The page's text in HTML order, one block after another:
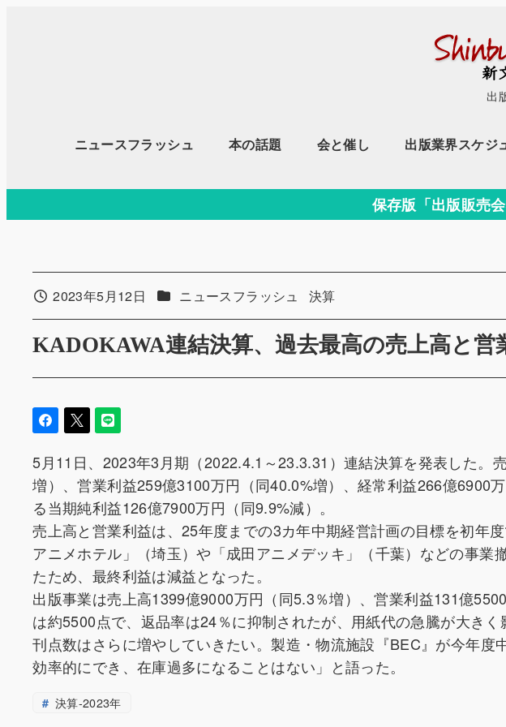
移
出
ニュースフラッシュ 本の話題 会と催し 出版業界スケジ
保存版「出版販売
KADOKAWA連結決算、過去最高の売上高と営
投稿日2023年5月12日 カテゴリー
ニュースフラッシュ カテゴリー
決算
5月11日、2023年3月期（2022.4.1～23.3.31）連結決算を発表した。
増）、営業利益259億3100万円（同40.0%増）、経常利益266億6900
る当期純利益126億7900万円（同9.9%減）。
売上高と営業利益は、25年度までの3カ年中期経営計画の目標を初年
アニメホテル」（埼玉）や「成田アニメデッキ」（千葉）などの事業
たため、最終利益は減益となった。
出版事業は売上高1399億9000万円（同5.3％増）、営業利益131億
は約5500点で、返品率は24％に抑制されたが、用紙代の急騰が大き
刊点数はさらに増やしていきたい。製造・物流施設『BEC』が今年度
効率的にでき、在庫過多になることはない」と語った。
決算-2023年